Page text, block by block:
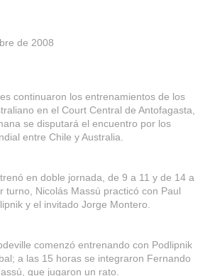
de 2008
continuaron los entrenamientos de los
en el Court Central de Antofagasta,
se disputará el encuentro por los
entre Chile y Australia.
en doble jornada, de 9 a 11 y de 14 a
turno, Nicolás Massú practicó con Paul
y el invitado Jorge Montero.
comenzó entrenando con Podlipnik
a las 15 horas se integraron Fernando
que jugaron un rato.